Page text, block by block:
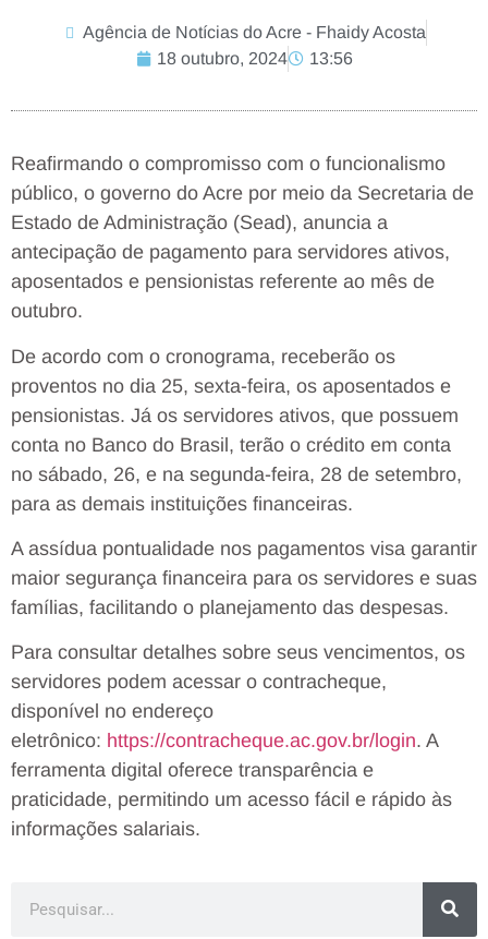
Agência de Notícias do Acre - Fhaidy Acosta
18 outubro, 2024
13:56
Reafirmando o compromisso com o funcionalismo
público, o governo do Acre por meio da Secretaria de
Estado de Administração (Sead), anuncia a
antecipação de pagamento para servidores ativos,
aposentados e pensionistas referente ao mês de
outubro.
De acordo com o cronograma, receberão os
proventos no dia 25, sexta-feira, os aposentados e
pensionistas. Já os servidores ativos, que possuem
conta no Banco do Brasil, terão o crédito em conta
no sábado, 26, e na segunda-feira, 28 de setembro,
para as demais instituições financeiras.
A assídua pontualidade nos pagamentos visa garantir
maior segurança financeira para os servidores e suas
famílias, facilitando o planejamento das despesas.
Para consultar detalhes sobre seus vencimentos, os
servidores podem acessar o contracheque,
disponível no endereço
eletrônico: https://contracheque.ac.gov.br/login. A
ferramenta digital oferece transparência e
praticidade, permitindo um acesso fácil e rápido às
informações salariais.